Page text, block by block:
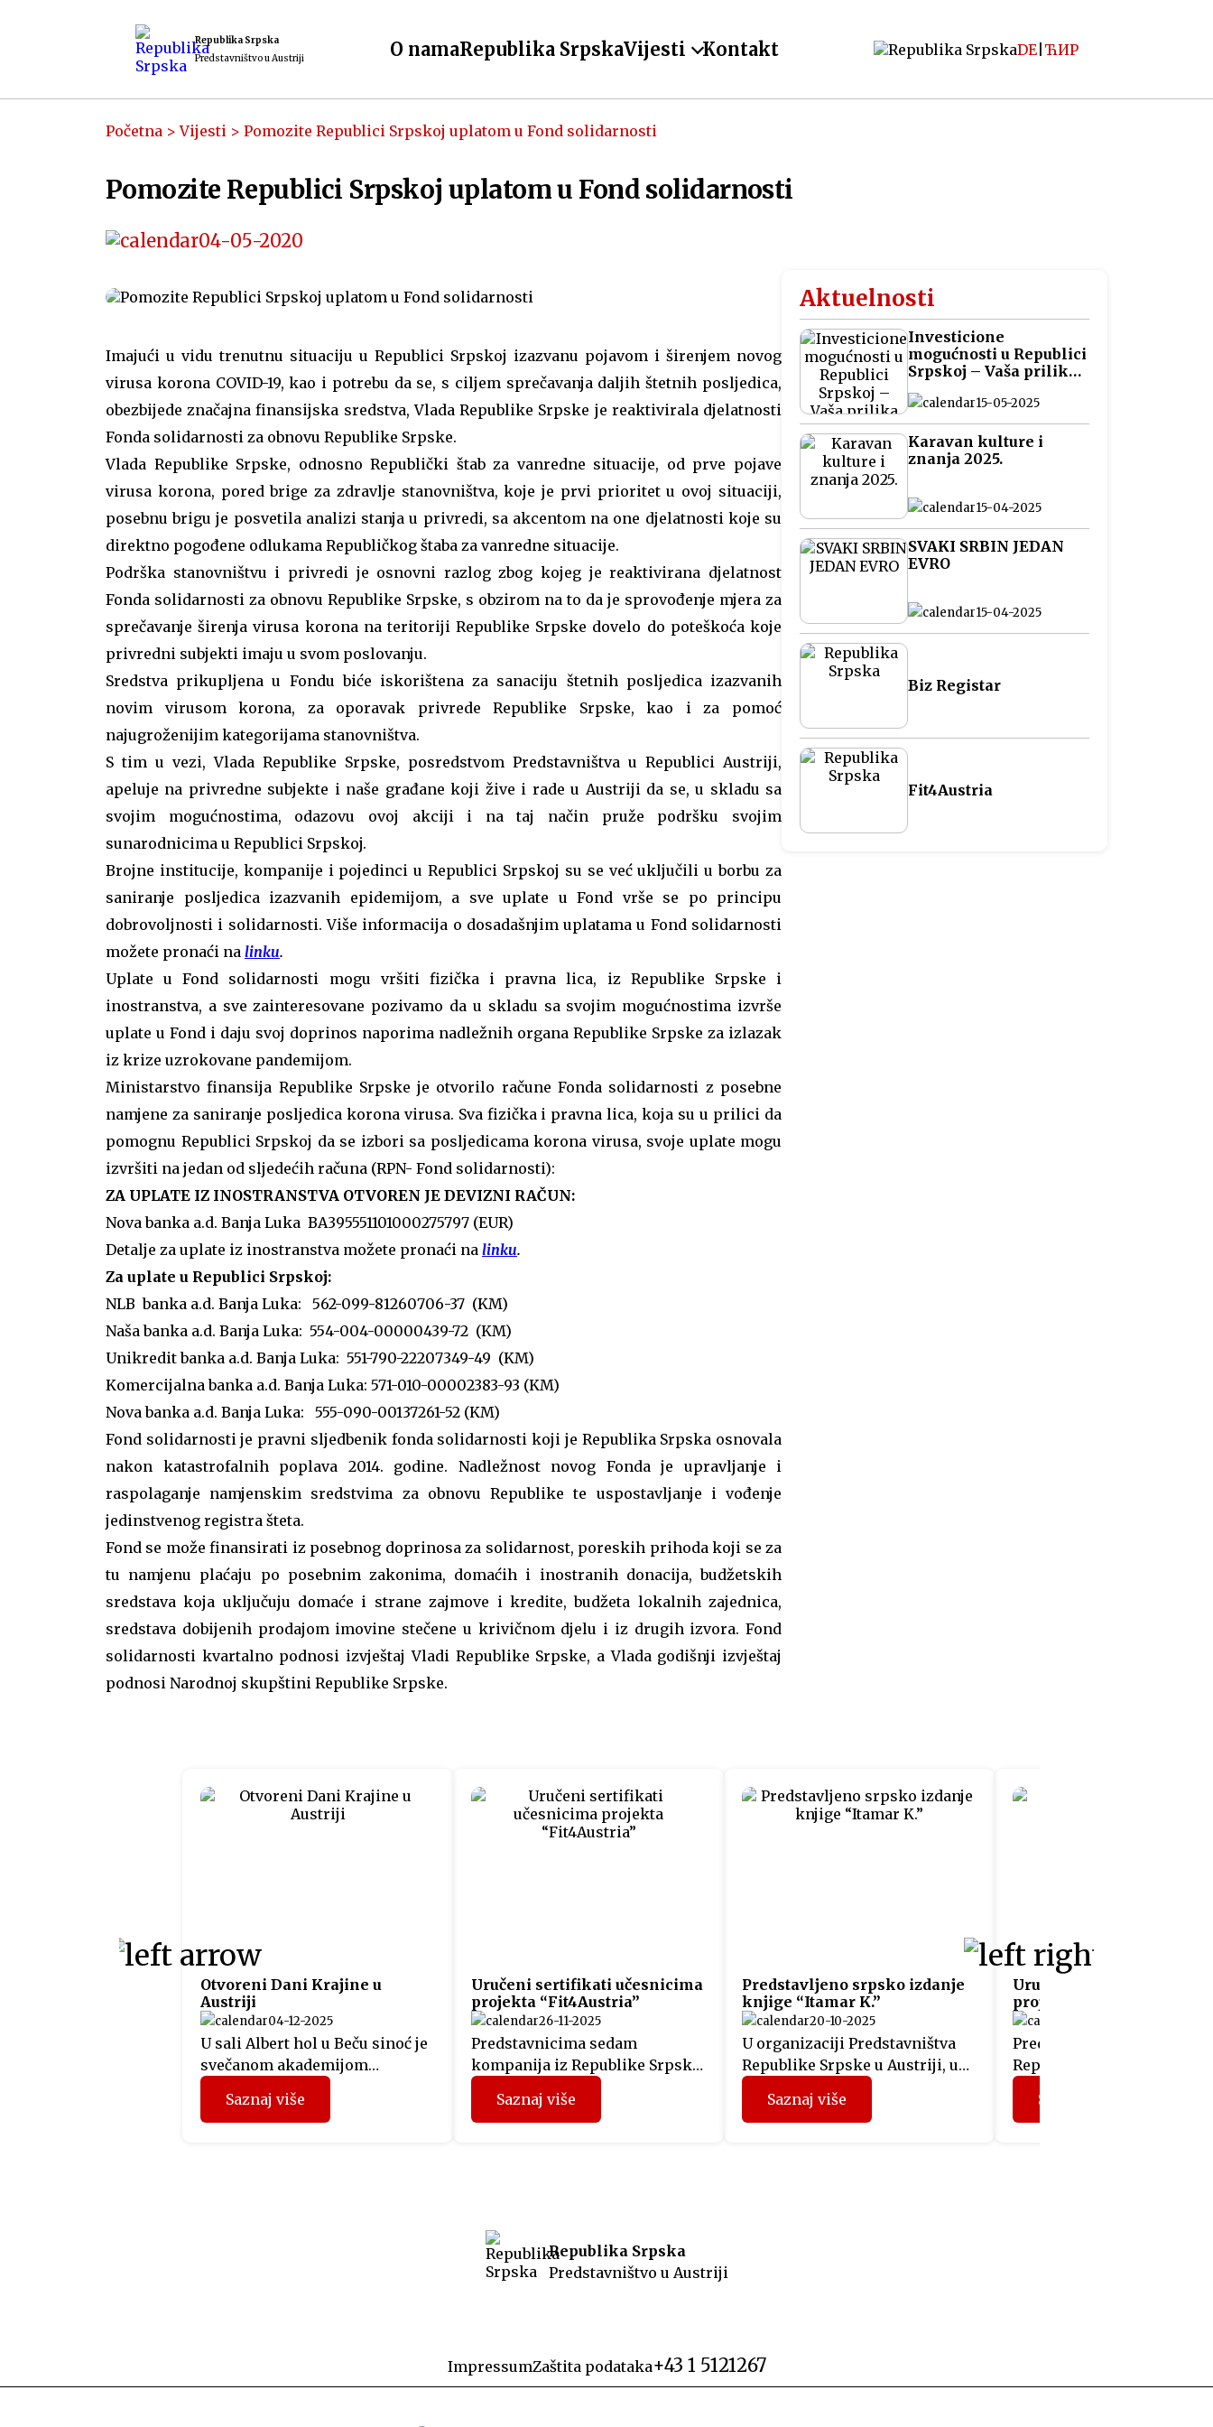
Republika Srpska
Predstavništvo u Austriji
O namaRepublika SrpskaVijesti Kontakt DE| ЋИР
Početna >Vijesti > Pomozite Republici Srpskoj uplatom u Fond solidarnosti
Pomozite Republici Srpskoj uplatom u Fond solidarnosti
04-05-2020
Imajući u vidu trenutnu situaciju u Republici Srpskoj izazvanu pojavom i širenjem novog
virusa korona COVID-19, kao i potrebu da se, s ciljem sprečavanja daljih štetnih posljedica,
obezbijede značajna finansijska sredstva, Vlada Republike Srpske je reaktivirala djelatnosti
Fonda solidarnosti za obnovu Republike Srpske.
Vlada Republike Srpske, odnosno Republički štab za vanredne situacije, od prve pojave
virusa korona, pored brige za zdravlje stanovništva, koje je prvi prioritet u ovoj situaciji,
posebnu brigu je posvetila analizi stanja u privredi, sa akcentom na one djelatnosti koje su
direktno pogođene odlukama Republičkog štaba za vanredne situacije.
Podrška stanovništvu i privredi je osnovni razlog zbog kojeg je reaktivirana djelatnost
Fonda solidarnosti za obnovu Republike Srpske, s obzirom na to da je sprovođenje mjera za
sprečavanje širenja virusa korona na teritoriji Republike Srpske dovelo do poteškoća koje
privredni subjekti imaju u svom poslovanju.
Sredstva prikupljena u Fondu biće iskorištena za sanaciju štetnih posljedica izazvanih
novim virusom korona, za oporavak privrede Republike Srpske, kao i za pomoć
najugroženijim kategorijama stanovništva.
S tim u vezi, Vlada Republike Srpske, posredstvom Predstavništva u Republici Austriji,
apeluje na privredne subjekte i naše građane koji žive i rade u Austriji da se, u skladu sa
svojim mogućnostima, odazovu ovoj akciji i na taj način pruže podršku svojim
sunarodnicima u Republici Srpskoj.
Brojne institucije, kompanije i pojedinci u Republici Srpskoj su se već uključili u borbu za
saniranje posljedica izazvanih epidemijom, a sve uplate u Fond vrše se po principu
dobrovoljnosti i solidarnosti. Više informacija o dosadašnjim uplatama u Fond solidarnosti
možete pronaći na linku.
Uplate u Fond solidarnosti mogu vršiti fizička i pravna lica, iz Republike Srpske i
inostranstva, a sve zainteresovane pozivamo da u skladu sa svojim mogućnostima izvrše
uplate u Fond i daju svoj doprinos naporima nadležnih organa Republike Srpske za izlazak
iz krize uzrokovane pandemijom.
Ministarstvo finansija Republike Srpske je otvorilo račune Fonda solidarnosti z posebne
namjene za saniranje posljedica korona virusa. Sva fizička i pravna lica, koja su u prilici da
pomognu Republici Srpskoj da se izbori sa posljedicama korona virusa, svoje uplate mogu
izvršiti na jedan od sljedećih računa (RPN- Fond solidarnosti):
ZA UPLATE IZ INOSTRANSTVA OTVOREN JE DEVIZNI RAČUN:
Nova banka a.d. Banja Luka BA395551101000275797 (EUR)
Detalje za uplate iz inostranstva možete pronaći na linku.
Za uplate u Republici Srpskoj:
NLB banka a.d. Banja Luka: 562-099-81260706-37 (KM)
Naša banka a.d. Banja Luka: 554-004-00000439-72 (KM)
Unikredit banka a.d. Banja Luka: 551-790-22207349-49 (KM)
Komercijalna banka a.d. Banja Luka: 571-010-00002383-93 (KM)
Nova banka a.d. Banja Luka: 555-090-00137261-52 (KM)
Fond solidarnosti je pravni sljedbenik fonda solidarnosti koji je Republika Srpska osnovala
nakon katastrofalnih poplava 2014. godine. Nadležnost novog Fonda je upravljanje i
raspolaganje namjenskim sredstvima za obnovu Republike te uspostavljanje i vođenje
jedinstvenog registra šteta.
Fond se može finansirati iz posebnog doprinosa za solidarnost, poreskih prihoda koji se za
tu namjenu plaćaju po posebnim zakonima, domaćih i inostranih donacija, budžetskih
sredstava koja uključuju domaće i strane zajmove i kredite, budžeta lokalnih zajednica,
sredstava dobijenih prodajom imovine stečene u krivičnom djelu i iz drugih izvora. Fond
solidarnosti kvartalno podnosi izvještaj Vladi Republike Srpske, a Vlada godišnji izvještaj
podnosi Narodnoj skupštini Republike Srpske.
Aktuelnosti
Investicione
mogućnosti u Republici
Srpskoj – Vaša prilika
za pametna ulaganja
na Balkanu15-05-2025
Karavan kulture i
znanja 2025.
15-04-2025
SVAKI SRBIN JEDAN
EVRO
15-04-2025
Biz Registar
Fit4Austria
Otvoreni Dani Krajine u
Austriji
04-12-2025
U sali Albert hol u Beču sinoć je
svečanom akademijom
Krajine u Austriji, koju
Saznaj više
Uručeni sertifikati učesnicima
projekta “Fit4Austria”
26-11-2025
Predstavnicima sedam
kompanija iz Republike Srpske,
učestvovali u projektu
sastanke sa predstavnicima
austrijskih kompanija i
Privredne komore Austrije, a
Saznaj više
Predstavljeno srpsko izdanje
knjige “Itamar K.”
20-10-2025
U organizaciji Predstavništva
Republike Srpske u Austriji, u
održana je promocija srpskog
Saznaj više
Uručeni sertifikati
projekta “Fit4Austria”
Predstavnicima 12
Republike Srpske, koje su
u projektu “Fit4Austria”,
Saznaj više
Republika Srpska
Predstavništvo u Austriji
ImpressumZaštita podataka+43 1 5121267